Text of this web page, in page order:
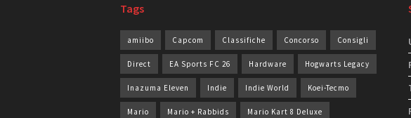
Tags
amiibo Capcom Classifiche Concorso Consigli
Direct EA Sports FC 26 Hardware Hogwarts Legacy
Inazuma Eleven Indie Indie World Koei-Tecmo
Mario Mario + Rabbids Mario Kart 8 Deluxe